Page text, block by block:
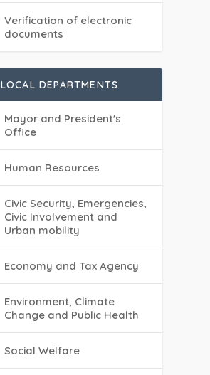
Verification of electronic
documents
LOCAL DEPARTMENTS
Mayor and President's
Office
Human Resources
Civic Security, Emergencies,
Civic Involvement and
Urban mobility
Economy and Tax Agency
Environment, Climate
Change and Public Health
Social Welfare